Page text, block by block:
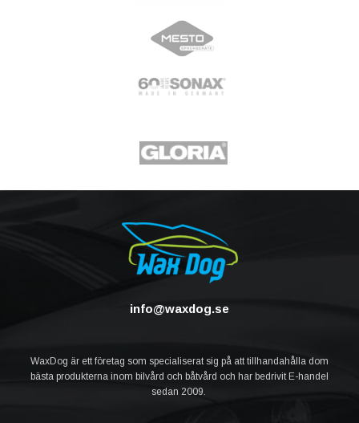
info@waxdog.se
WaxDog är ett företag som specialiserat sig på att tillhandahålla dom
bästa produkterna inom bilvård och båtvård och har bedrivit E-handel
sedan 2009.